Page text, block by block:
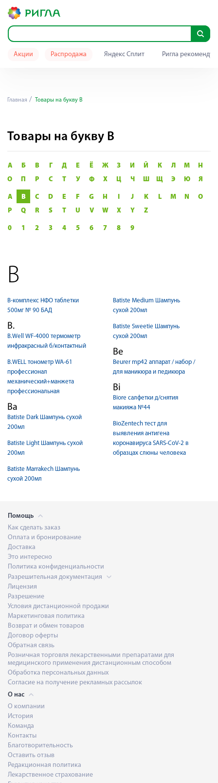
Акции Распродажа Яндекс Сплит Ригла
Главная Товары на букву B
Товары на букву B
А Б В Г Д Е Ё Ж З И Й К Л М
Н
О
П Р С Т У Ф Х Ц Ч Ш Щ Э Ю Я
A B C D E F G H I J K L M N
O
P
Q R S T U V W X Y Z
0 1 2 3 4 5 6 7 8 9
B
B-комплекс НФО таблетки
500мг № 90 БАД
B.
B.Well WF-4000 термометр
инфракрасный б/контактный
B.WELL тонометр WA-61
профессионал
механический+манжета
профессиональная
Ba
Batiste Dark Шампунь сухой
200мл
Batiste Light Шампунь сухой
200мл
Batiste Marrakech Шампунь
сухой 200мл
Batiste Medium Шампунь
сухой 200мл
Batiste Sweetie Шампунь
сухой 200мл
Be
Beurer mp42 аппарат / набор /
для маникюра и педикюра
Bi
Biore салфетки д/снятия
макияжа №44
BioZentech тест для
выявления антигена
коронавируса SARS-CoV-2 в
образцах слюны человека
Помощь
Как сделать заказ
Оплата и бронирование
Доставка
Это интересно
Политика конфиденциальности
Разрешительная документация
Лицензия
Разрешение
Условия дистанционной продажи
Маркетинговая политика
Возврат и обмен товаров
Договор оферты
Обратная связь
Розничная торговля лекарственными препаратами для
медицинского применения дистанционным способом
Обработка персональных данных
Согласие на получение рекламных рассылок
О нас
О компании
История
Команда
Контакты
Благотворительность
Оставить отзыв
Редакционная политика
Лекарственное страхование